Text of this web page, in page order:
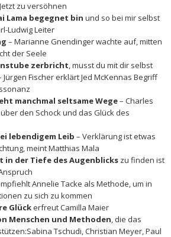
zu versöhnen
Lama begegnet bin und so bei mir selbst
Ludwig Leiter
– Marianne Gnendinger wachte auf, mitten
der Seele
zerbricht, musst du mit dir selbst
Fischer erklärt Jed McKennas Begriff
manchmal seltsame Wege– Charles
den Schock und das Glück des
lebendigem Leib – Verklärung ist etwas
meint Matthias Mala
in der Tiefe des Augenblicks zu finden ist
Annelie Tacke als Methode, um in
zu sich zu kommen
Glückerfreut Camilla Maier
Menschen und Methoden, die das
Tschudi, Christian Meyer, Paul